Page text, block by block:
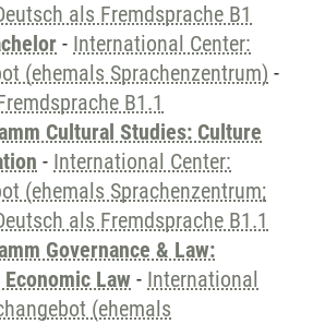
als Fremdsprache B1
- International Center:
(ehemals Sprachenzentrum) -
B1.1
Cultural Studies: Culture
- International Center:
(ehemals Sprachenzentrum;
als Fremdsprache B1.1
Governance & Law:
Law - International
(ehemals